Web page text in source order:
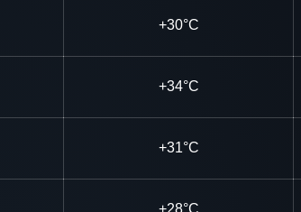
+30°C
+34°C
+31°C
+28°C